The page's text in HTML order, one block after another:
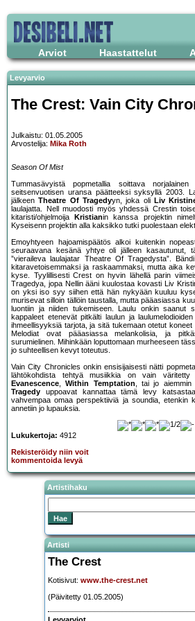
Arviot Haastattelut
Levyarvio
The Crest: Vain City
Julkaistu: 01.05.2005
Arvostelija: Mika Roth
Season Of Mist
Tummasävyistä popmetallia soittava
seitsenvuotisen uransa päätteeksi syksyllä 2003.
jälkeenTheatre Of Tragedyyn, joka oli Liv
laulajatta. Nell muodosti myös yhdessä Crestin
kitaristi/ohjelmoija
Kristianin kanssa projektin
Kyseisenn projektin alla kaksikko tutki puolestaan
Emoyhtyeen hajoamispäätös alkoi kuitenkin
seuraavana kesänä yhtye oli jälleen kasautunut,
”vieraileva laulajatar Theatre Of Tragedysta”.
kitaravetoisemmaksi ja raskaammaksi, mutta aika
kyse. Tyylillisesti Crest on hyvin lähellä parin
Tragedya, jopa Nellin ääni kuulostaa kovasti Liv
on yksi iso syy siihen että hän nykyään kuuluu
murisevat silloin tällöin taustalla, mutta pääasiassa
luontiin ja niiden tukemiseen. Laulu onkin saanut
kappaleet etenevät pitkälti laulun ja
ihmeellisyyksiä tarjota, ja sitä tukemaan otetut
Melodiat ovat pääasiassa melankolisia, ja
surumielinen. Mihinkään loputtomaan murheeseen
jo suhteellisen kevyt toteutus.
Vain City Chronicles onkin ensisijaisesti nätti
lähtökohdista tehtyä musiikkia on vain väritetty
Evanescence,Within Temptation, tai jo aiemmin
Tragedy uppoavat kannattaa tämä levy
vahvempaa omaa perspektiiviä ja soundia, etenkin
annetiin jo lupauksia.
Lukukertoja: 4912
Rekisteröidy niin voit
kommentoida levyä
Artistihaku
Artisti
The Crest
Kotisivut: www.the-crest.net
(Päivitetty 01.05.2005)